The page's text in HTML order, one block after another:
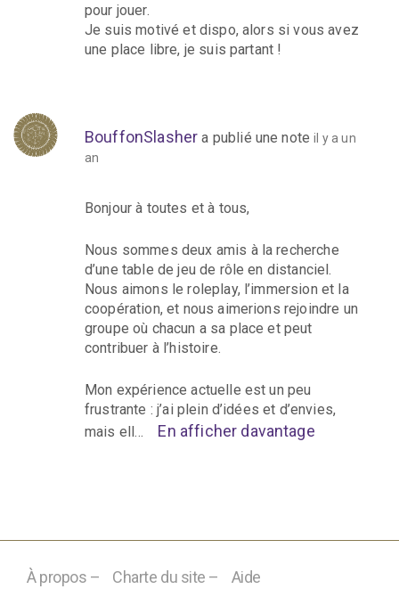
pour jouer.
Je suis motivé et dispo, alors si vous avez
une place libre, je suis partant !
BouffonSlasher a publié une noteil y a un
an
Bonjour à toutes et à tous,
Nous sommes deux amis à la recherche
d’une table de jeu de rôle en distanciel.
Nous aimons le roleplay, l’immersion et la
coopération, et nous aimerions rejoindre un
groupe où chacun a sa place et peut
contribuer à l’histoire.
Mon expérience actuelle est un peu
frustrante : j’ai plein d’idées et d’envies,
mais ell…
En afficher davantage
À propos – Charte du site – Aide